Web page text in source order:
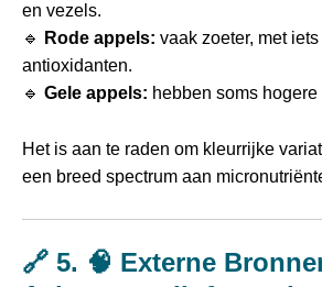
en vezels.
🔹
Rode appels: vaak zoeter, met
antioxidanten.
🔹 Gele appels: hebben soms
Het is aan te raden om kleurrijke
een breed spectrum aan
🔗 5. 🧠 Externe